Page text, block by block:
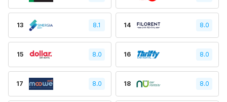
13 8.1 14 8.0
15 8.0 16 8.0
17 8.0 18 8.0